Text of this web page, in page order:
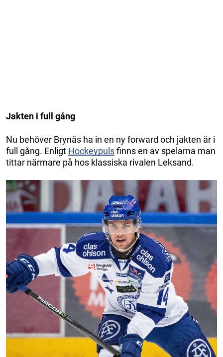
Jakten i full gång
Nu behöver Brynäs ha in en ny forward och jakten är i
full gång. Enligt Hockeypulsfinns en av spelarna man
tittar närmare på hos klassiska rivalen Leksand.